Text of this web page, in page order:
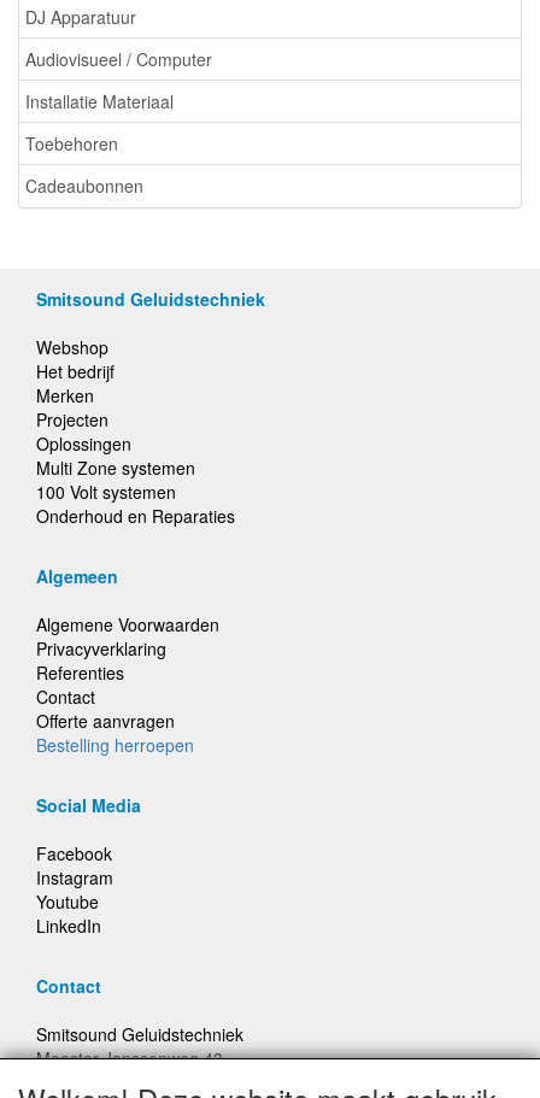
DJ Apparatuur
Audiovisueel / Computer
Installatie Materiaal
Toebehoren
Cadeaubonnen
Smitsound Geluidstechniek
Webshop
Het bedrijf
Merken
Projecten
Oplossingen
Multi Zone systemen
100 Volt systemen
Onderhoud en Reparaties
Algemeen
Algemene Voorwaarden
Privacyverklaring
Referenties
Contact
Offerte aanvragen
Bestelling herroepen
Social Media
Facebook
Instagram
Youtube
LinkedIn
Contact
Smitsound Geluidstechniek
Meester Janssenweg 43